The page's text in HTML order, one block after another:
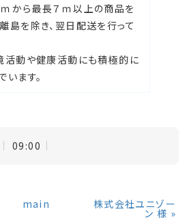
から最長７ｍ以上の商品を
島を除き、翌日配送を行って
活動や健康活動にも積極的に
います。
09:00
main 株式会社ユニゾー
ン 様 »